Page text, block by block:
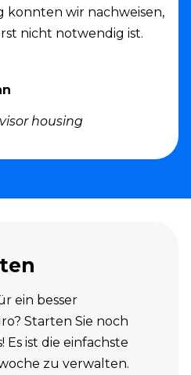
konnten wir nachweisen,
nicht notwendig ist.
housing
ein besser
Starten Sie noch
Es ist die einfachste
zu verwalten.